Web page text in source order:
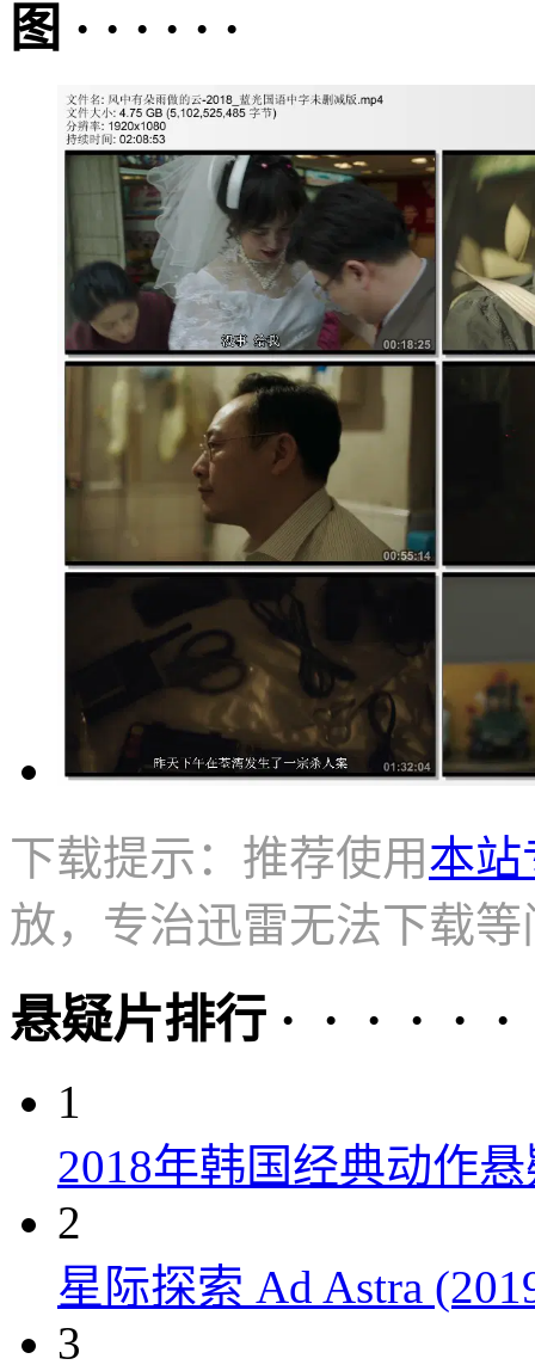
图 · · · · · ·
下载提示：推荐使用本站
放，专治迅雷无法下载等
悬疑片排行 · · · · · ·
1
2018年韩国经典动作
2
星际探索 Ad Astra
3